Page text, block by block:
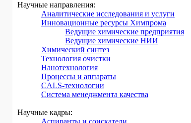
Научные направления:
Аналитические исследования и услуги
Инновационные ресурсы Химпрома
Ведущие химические предприятия
Ведущие химические НИИ
Химический синтез
Технология очистки
Нанотехнология
Процессы и аппараты
CALS-технологии
Система менеджмента качества
Научные кадры: